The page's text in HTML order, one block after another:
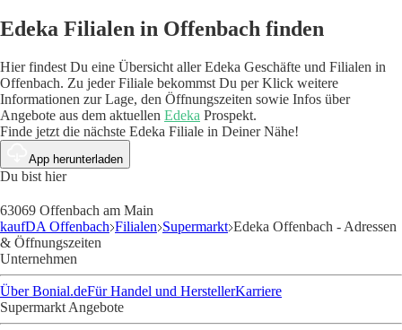
Edeka Filialen in Offenbach finden
Hier findest Du eine Übersicht aller Edeka Geschäfte und Filialen in
Offenbach. Zu jeder Filiale bekommst Du per Klick weitere
Informationen zur Lage, den Öffnungszeiten sowie Infos über
Angebote aus dem aktuellen Edeka Prospekt.
Finde jetzt die nächste Edeka Filiale in Deiner Nähe!
App herunterladen
Du bist hier
63069 Offenbach am Main
kaufDA Offenbach Filialen Supermarkt Edeka Offenbach - Adressen
& Öffnungszeiten
Unternehmen
Über Bonial.deFür Handel und HerstellerKarriere
Supermarkt Angebote